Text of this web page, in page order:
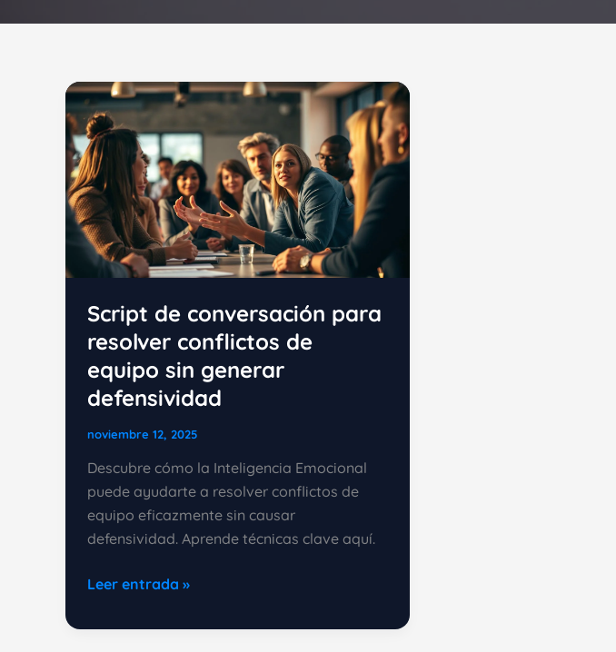
Script de conversación para
resolver conflictos de
equipo sin generar
defensividad
noviembre 12, 2025
Descubre cómo la Inteligencia Emocional
puede ayudarte a resolver conflictos de
equipo eficazmente sin causar
defensividad. Aprende técnicas clave aquí.
Script
conversación
Leer entrada »